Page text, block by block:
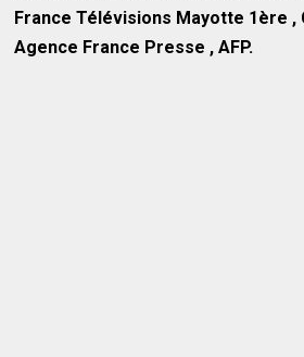
France Télévisions Mayotte 1ère ,
Agence France Presse , AFP.